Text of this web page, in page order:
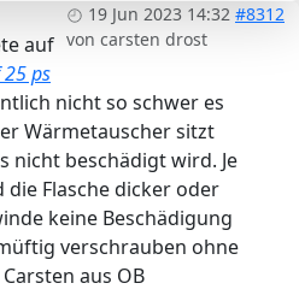
19 Jun 2023 14:32 #8312
von carsten drost
auf
ps
nicht so schwer es
Wärmetauscher sitzt
nicht beschädigt wird. Je
Flasche dicker oder
keine Beschädigung
verschrauben ohne
aus OB